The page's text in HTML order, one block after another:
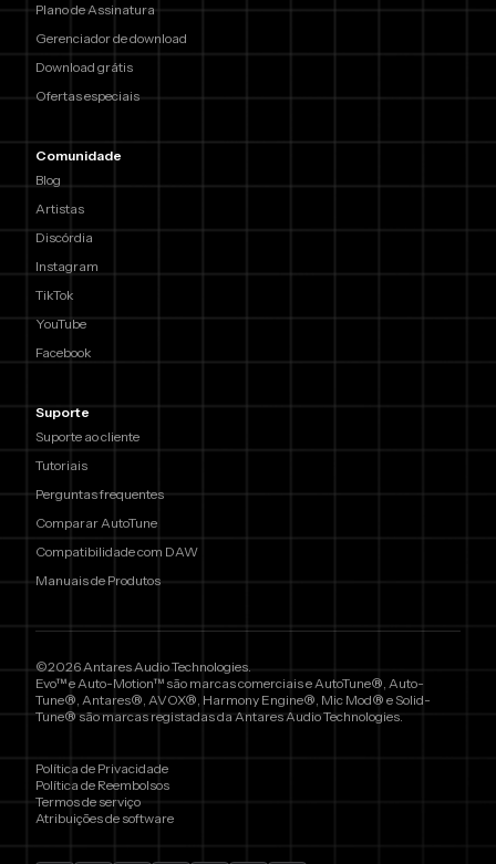
Plano de Assinatura
Gerenciador de download
Download grátis
Ofertas especiais
Comunidade
Blog
Artistas
Discórdia
Instagram
TikTok
YouTube
Facebook
Suporte
Suporte ao cliente
Tutoriais
Perguntas frequentes
Comparar AutoTune
Compatibilidade com DAW
Manuais de Produtos
©2026 Antares Audio Technologies.
Evo™ e Auto-Motion™ são marcas comerciais e AutoTune®, Auto-
Tune®, Antares®, AVOX®, Harmony Engine®, Mic Mod® e Solid-
Tune® são marcas registadas da Antares Audio Technologies.
Política de Privacidade
Política de Reembolsos
Termos de serviço
Atribuições de software